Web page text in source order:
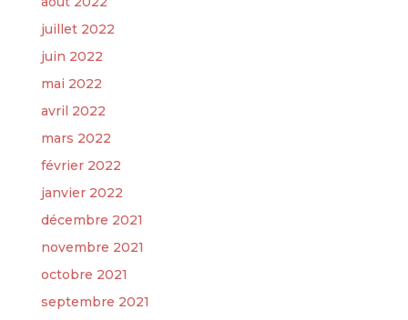
juillet 2022
juin 2022
mai 2022
avril 2022
mars 2022
février 2022
janvier 2022
décembre 2021
novembre 2021
octobre 2021
septembre 2021